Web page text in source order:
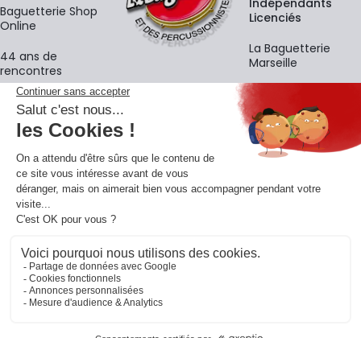
Baguetterie Shop
Online
44 ans de
rencontres
Écoles
Indépendants
Licenciés
La Baguetterie
Marseille
La newsletter
En vous inscrivant à notre newsletter, vous acceptez notrepolitique de
confidentialité
Retrouvons-nous sur